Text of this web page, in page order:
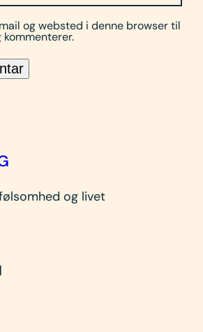
og websted i denne browser til
og livet